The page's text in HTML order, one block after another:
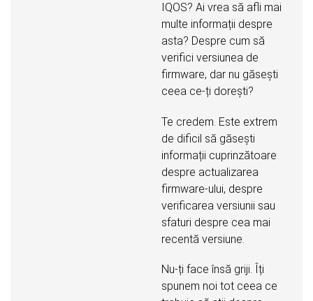
IQOS? Ai vrea să afli mai
multe informații despre
asta? Despre cum să
verifici versiunea de
firmware, dar nu găsești
ceea ce-ți dorești?
Te credem. Este extrem
de dificil să găsești
informații cuprinzătoare
despre actualizarea
firmware-ului, despre
verificarea versiunii sau
sfaturi despre cea mai
recentă versiune.
Nu-ți face însă griji. Îți
spunem noi tot ceea ce